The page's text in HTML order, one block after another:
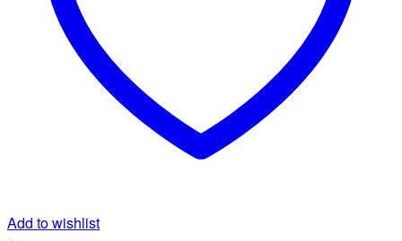
Add to wishlist